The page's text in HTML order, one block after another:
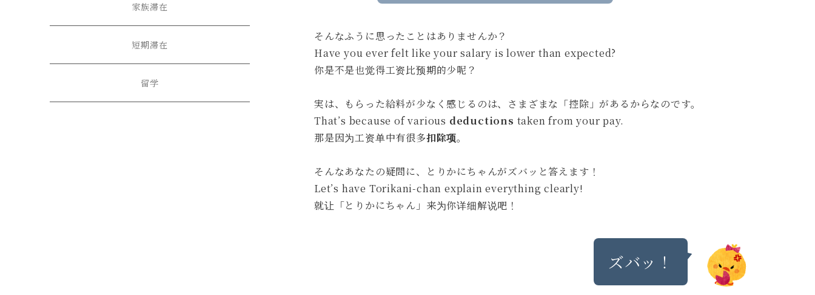
そんなふうに思ったことはありませんか？
Have you ever felt like your salary is lower than expected?
你是不是也觉得工资比预期的少呢？
実は、もらった給料が少なく感じるのは、さまざまな「控除」があるからなのです。
That’s because of various deductions taken from your pay.
那是因为工资单中有很多扣除项。
そんなあなたの疑問に、とりかにちゃんがズバッと答えます！
Let’s have Torikani-chan explain everything clearly!
就让「とりかにちゃん」来为你详细解说吧！
ズバッ！
家族滞在
短期滞在
留学